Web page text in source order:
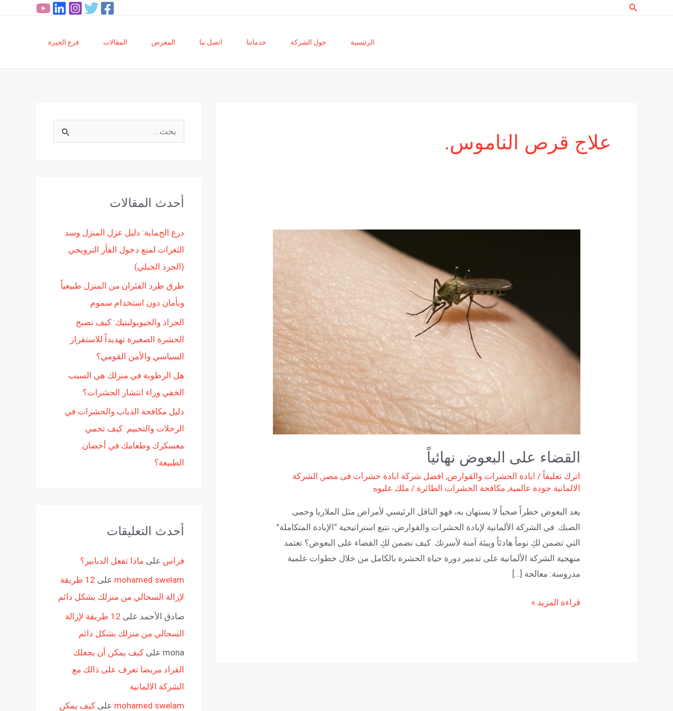
البحث
الرئيسية حول الشركة خدماتنا اتصل بنا المعرض المقالات فرع الجيزة
علاج قرص الناموس.
القضاء على البعوض نهائياً
اترك تعليقاً / ابادة الحشرات والقوارض, افضل شركة ابادة حشرات فى مصر, الشركة
الالمانية جودة عالمية, مكافحة الحشرات الطائرة / ملك عليوه
يعد البعوض خطراً صحياً لا يستهان به، فهو الناقل الرئيسي لأمراض مثل الملاريا وحمى
الضنك. في الشركة الألمانية لإبادة الحشرات والقوارض، نتبع استراتيجية “الإبادة المتكاملة”
التي تضمن لكِ نوماً هادئاً وبيئة آمنة لأسرتك. كيف نضمن لكِ القضاء على البعوض؟ تعتمد
منهجية الشركة الألمانية على تدمير دورة حياة الحشرة بالكامل من خلال خطوات علمية
مدروسة: معالجة […]
قراءة المزيد »
ث
ن
:
أحدث المقالات
درع الحماية: دليل عزل المنزل وسد
الثغرات لمنع دخول الفأر النرويجي
(الجرذ الجبلي)
طرق طرد الفئران من المنزل طبيعياً
وبأمان دون استخدام سموم
الجراد والجيوبوليتيك: كيف تصبح
الحشرة الصغيرة تهديداً للاستقرار
السياسي والأمن القومي؟
هل الرطوبة في منزلك هي السبب
الخفي وراء انتشار الحشرات؟
دليل مكافحة الذباب والحشرات في
الرحلات والتخييم: كيف تحمي
معسكرك وطعامك في أحضان
الطبيعة؟
أحدث التعليقات
فراس على ماذا تفعل الدبابير؟
mohamed swelam على
12 طريقة
لإزالة السحالي من منزلك بشكل دائم
صادق الأحمد على
12 طريقة لإزالة
السحالي من منزلك بشكل دائم
mona على كيف يمكن أن يجعلك
القراد مريضا تعرف على ذالك مع
الشركة الالمانية
mohamed swelam على كيف يمكن